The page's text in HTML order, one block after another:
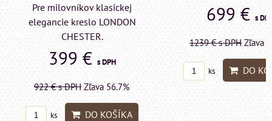
699 €s DPH
1239 €s DPH Zľava 43.6%
ks DO KOŠÍKA
Pre milovníkov
elegancie kreslo a
LONDON
599 €s
1415 €s DPH Zľava
ks DO